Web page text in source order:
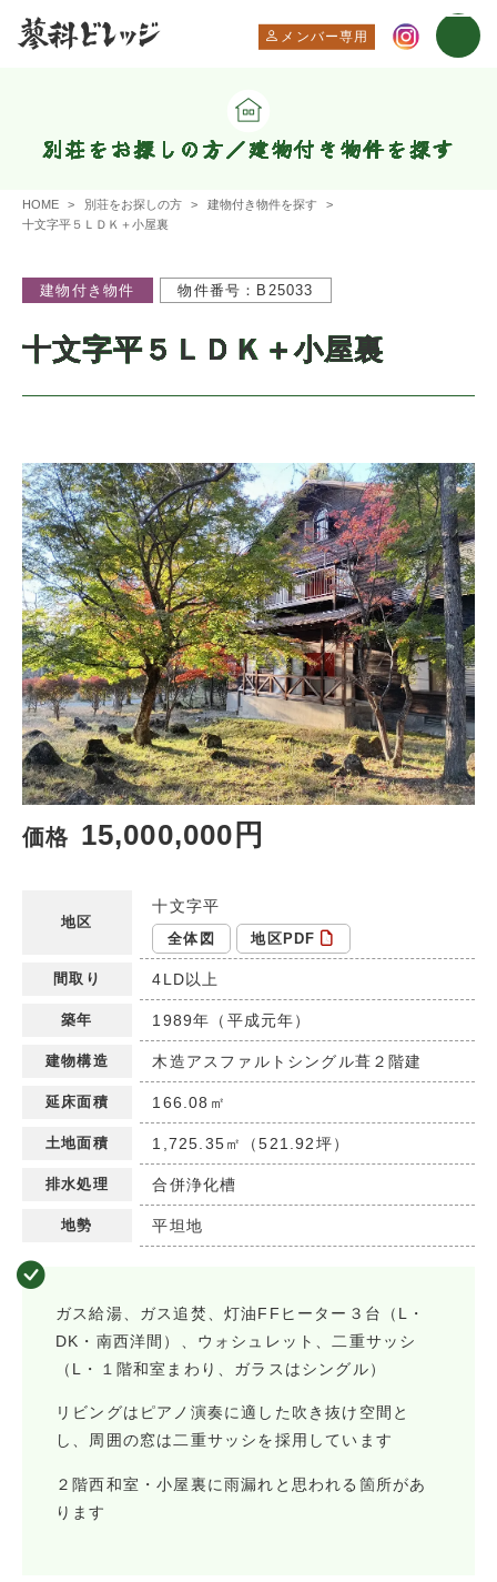
メンバー専用
別荘をお探しの方／建物付き物件を探す
HOME 別荘をお探しの方
建物付き物件を探す
十文字平５ＬＤＫ＋小屋裏
建物付き物件 物件番号：B25033
十文字平５ＬＤＫ＋小屋裏
価格 15,000,000円
地区
十文字平
全体図 地区PDF
間取り 4LD以上
築年 1989年（平成元年）
建物構造 木造アスファルトシングル葺２階建
延床面積 166.08㎡
土地面積 1,725.35㎡（521.92坪）
排水処理 合併浄化槽
地勢 平坦地
ガス給湯、ガス追焚、灯油FFヒーター３台（L・
DK・南西洋間）、ウォシュレット、二重サッシ
（L・１階和室まわり、ガラスはシングル）
リビングはピアノ演奏に適した吹き抜け空間と
し、周囲の窓は二重サッシを採用しています
２階西和室・小屋裏に雨漏れと思われる箇所があ
ります